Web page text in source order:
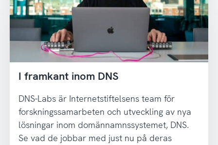
I framkant inom DNS
DNS-Labs är Internetstiftelsens team för
forskningssamarbeten och utveckling av nya
lösningar inom domännamnssystemet, DNS.
Se vad de jobbar med just nu på deras